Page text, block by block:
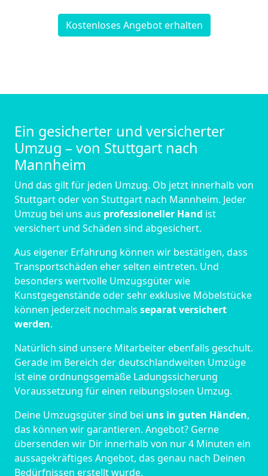
Kostenloses Angebot erhalten
Ein gesicherter und versicherter
Umzug – von Stuttgart nach
Mannheim
Und das gilt für jeden Umzug. Ob jetzt innerhalb von
Stuttgart oder von Stuttgart nach Mannheim. Jeder
Umzug bei uns aus professioneller Hand ist
versichert und Schäden sind abgesichert.
Aus eigener Erfahrung können wir bestätigen, dass
Transportschäden eher selten eintreten. Und
besonders wertvolle Umzugsgüter wie
Kunstgegenstände oder sehr exklusive Möbelstücke
können jederzeit nochmals separat versichert
werden.
Natürlich sind unsere Mitarbeiter ebenfalls geschult.
Gerade im Bereich der deutschlandweiten Umzüge
ist eine ordnungsgemäße Ladungssicherung
Voraussetzung für einen reibungslosen Umzug.
Deine Umzugsgüter sind bei uns in guten Händen,
das können wir garantieren. Angebot? Gerne
übersenden wir Dir innerhalb von nur 4 Minuten ein
aussagekräftiges Angebot, das genau nach Deinen
Bedürfnissen erstellt wurde.